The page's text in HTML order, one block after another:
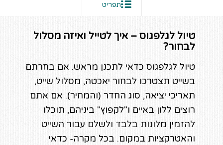
תפריט
טיול לגלפגוס – איך לטייל ואיזה מסלול
לבחור?
טיול לגלפגוס כדאי לתכנן מראש. אם בחרתם
בשייט תצטרכו לבחור יאכטה, מסלול שייט,
תאריכי יציאה, סוג החדר (והמחיר). אם אתם
רוצים ללון באיים ו"לקפוץ" ביניהם, תוכלו
להזמין מלונות בלבד ולשלם עבור השייט
והאטרקציות במקום. בכל מקרה- כדאי